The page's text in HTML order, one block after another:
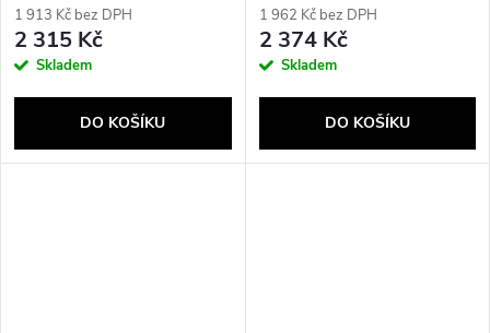
1 913 Kč bez DPH
2 315 Kč
Skladem
DO KOŠÍKU
GDDR5
1 962 Kč bez DPH
2 374 Kč
Skladem
DO KOŠÍKU